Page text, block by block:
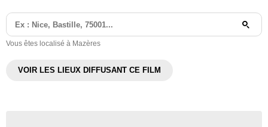
Vous êtes localisé à Mazères
VOIR LES LIEUX DIFFUSANT CE FILM